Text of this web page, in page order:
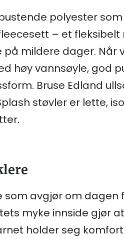
polyester
– et
mildere dager.
høy vannsøyle, god
Bruse Edland
støvler er lette,
avgjør om dagen
myke innside gjør
holder seg